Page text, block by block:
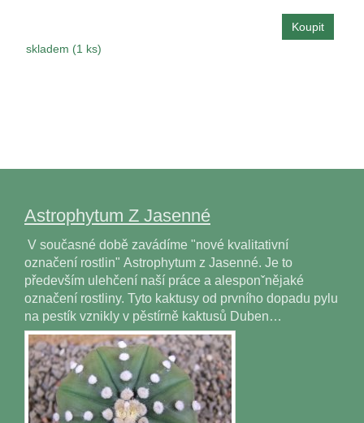
skladem (1 ks)
Astrophytum Z Jasenné
V současné době zavádíme "nové kvalitativní
označení rostlin" Astrophytum z Jasenné. Je to
především ulehčení naší práce a alesponˇnějaké
označení rostliny. Tyto kaktusy od prvního dopadu pylu
na pestík vznikly v pěstírně kaktusů Duben…